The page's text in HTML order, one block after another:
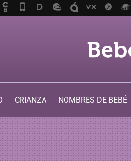
CRIANZA NOMBRES DE BEBÉ